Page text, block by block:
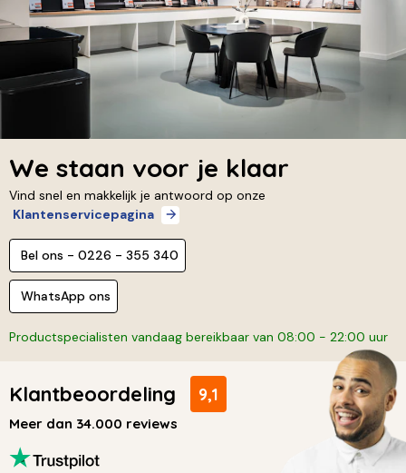
We staan voor je klaar
Vind snel en makkelijk je antwoord op onze
Klantenservicepagina
Bel ons - 0226 - 355 340
WhatsApp ons
Productspecialisten vandaag bereikbaar van 08:00 - 22:00 uur
Klantbeoordeling 9,1
Meer dan 34.000 reviews